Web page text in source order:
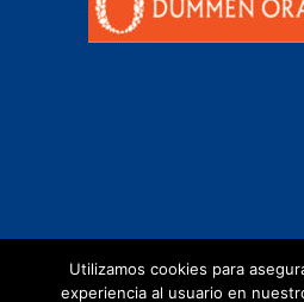
Utilizamos cookies para
experiencia al usuario en